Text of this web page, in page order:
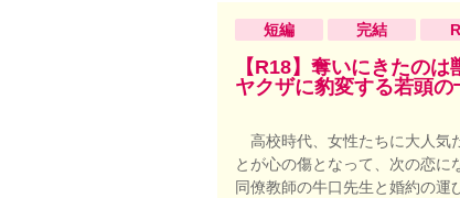
短編 完結
【R18】奪いにきたの
ヤクザに豹変する若頭の
高校時代、女性たちに大人気
とが心の傷となって、次の恋
同僚教師の牛口先生と婚約の運